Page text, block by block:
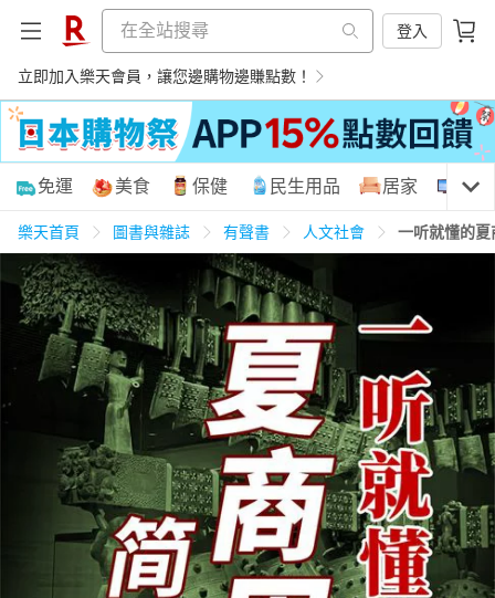
登入
立即加入樂天會員，讓您邊購物邊賺點數！
購物網分類
天天免運 美食蛋糕 養生保健
居家生活 3C家電 運動休閒 親子玩具
女裝 男裝 化妝保養 情趣用品
日本購物 電子/紙本書
HOT
免運 美食 保健 民生用品 居家 3C
樂天首頁 圖書與雜誌 有聲書 人文社會 一听就懂的